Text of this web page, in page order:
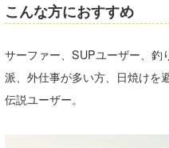
こんな方におすすめ
サーファー、SUPユーザー、釣
派、外仕事が多い方、日焼けを
伝説ユーザー。
Romisea